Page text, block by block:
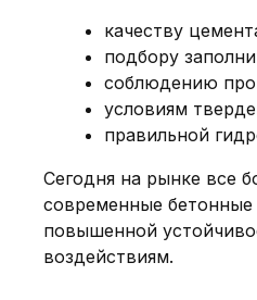
качеству
подбору
соблюдению
условиям
правильной
Сегодня на рынке все
современные
повышенной
воздействиям.